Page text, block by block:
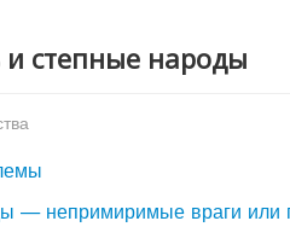
и степные народы
— непримиримые враги или